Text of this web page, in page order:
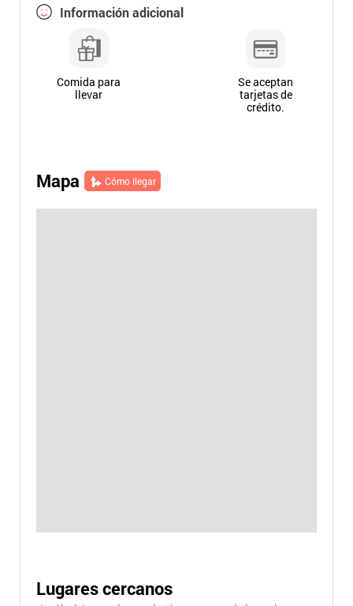
Información adicional
Comida para
llevar
Se aceptan
tarjetas de
crédito.
Mapa Cómo llegar
Lugares cercanos